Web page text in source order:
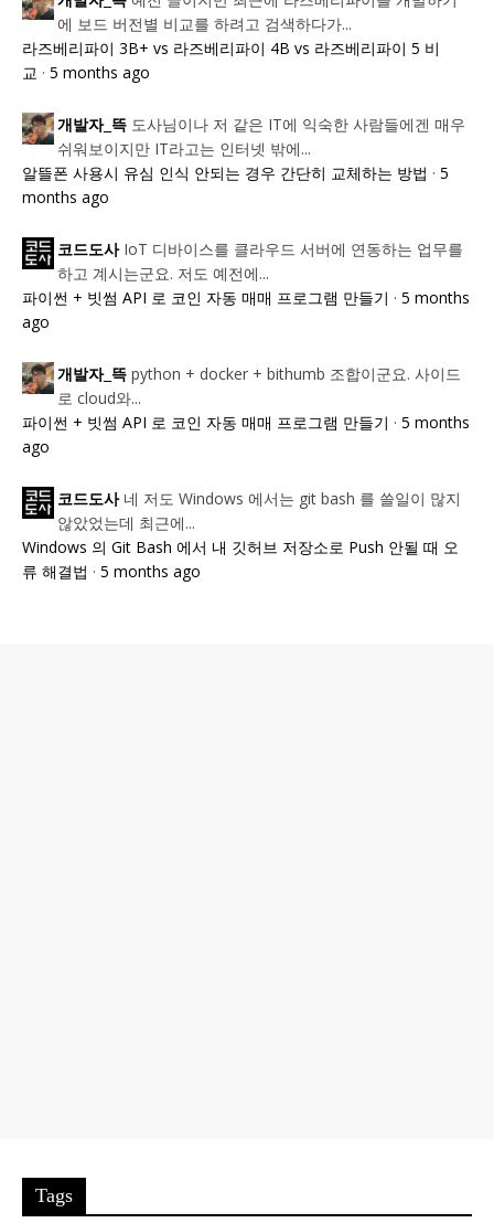
에 보드 버전별 비교를 하려고 검색하다가...
라즈베리파이 3B+ vs 라즈베리파이 4B vs 라즈베리파이 5 비
교 · 5 months ago
개발자_뜩 도사님이나 저 같은 IT에 익숙한 사람들에겐 매우
쉬워보이지만 IT라고는 인터넷 밖에...
알뜰폰 사용시 유심 인식 안되는 경우 간단히 교체하는 방법 · 5
months ago
코드도사 IoT 디바이스를 클라우드 서버에 연동하는 업무를
하고 계시는군요. 저도 예전에...
파이썬 + 빗썸 API 로 코인 자동 매매 프로그램 만들기 · 5 months
ago
개발자_뜩 python + docker + bithumb 조합이군요. 사이드
로 cloud와...
파이썬 + 빗썸 API 로 코인 자동 매매 프로그램 만들기 · 5 months
ago
코드도사 네 저도 Windows 에서는 git bash 를 쓸일이 많지
않았었는데 최근에...
Windows 의 Git Bash 에서 내 깃허브 저장소로 Push 안될 때 오
류 해결법 · 5 months ago
Tags